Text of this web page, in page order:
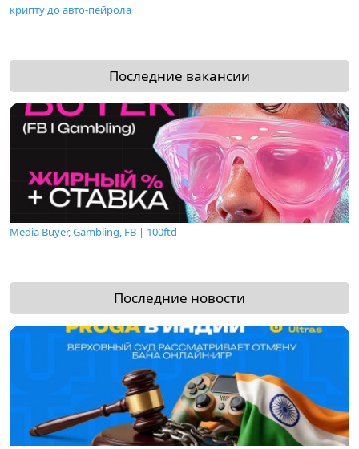
крипту до авто-пейрола
Последние вакансии
Media Buyer, Gambling, FB | 100ftd
Последние новости